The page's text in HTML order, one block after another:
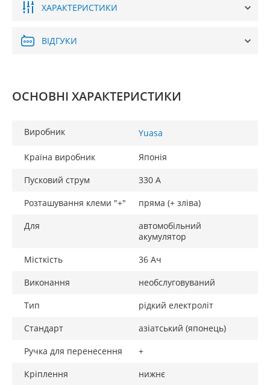
ХАРАКТЕРИСТИКИ
ВІДГУКИ
ОСНОВНІ ХАРАКТЕРИСТИКИ
Виробник Yuasa
Країна виробник
Японія
Пусковий струм
330 А
Розташування клеми "+"
пряма (+ зліва)
Для
автомобільний
акумулятор
Місткість
36 Ач
Виконання
необслуговуваний
Тип
рідкий електроліт
Стандарт
азіатський (японець)
Ручка для перенесення
+
Кріплення
нижнє